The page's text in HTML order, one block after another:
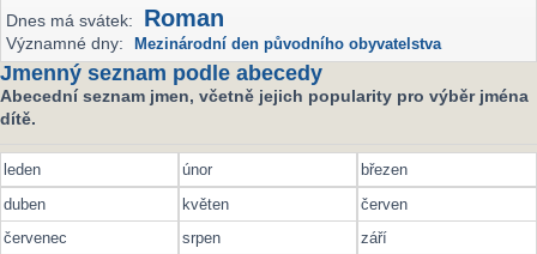
Dnes má svátek: Roman
Významné dny: Mezinárodní den původního obyvatelstva
Jmenný seznam podle abecedy
Abecední seznam jmen, včetně jejich popularity pro výběr jména
dítě.
leden únor
březen
duben
květen
červen
červenec
srpen
září